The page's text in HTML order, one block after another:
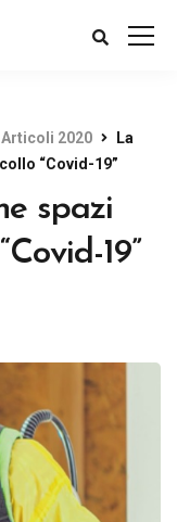
Articoli 2020
La
“Covid-19”
spazi
19”